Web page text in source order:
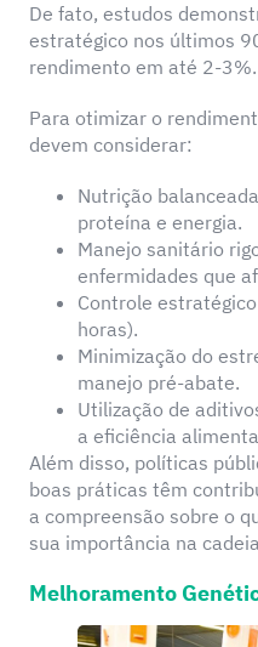
De fato, estudos
estratégico nos últimos
rendimento em até 2-3%.
Para otimizar o
devem considerar:
Nutrição
proteína e energia.
Manejo sanitário
enfermidades que
Controle
horas).
Minimização do
manejo pré-abate.
Utilização de
a eficiência
Além disso, políticas
boas práticas têm
a compreensão sobre o
sua importância na
Melhoramento